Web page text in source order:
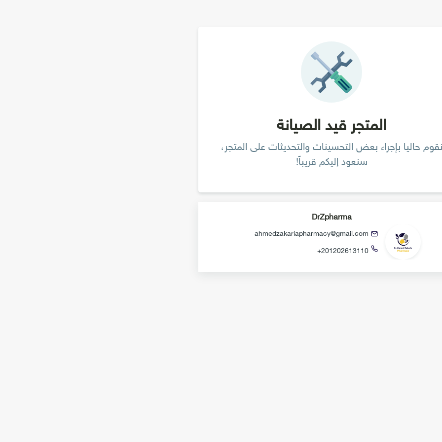
المتجر قيد الصيانة
نقوم حاليا بإجراء بعض التحسينات والتحديثات على المتجر،
سنعود إليكم قريباً!
DrZpharma
ahmedzakariapharmacy@gmail.com
+201202613110